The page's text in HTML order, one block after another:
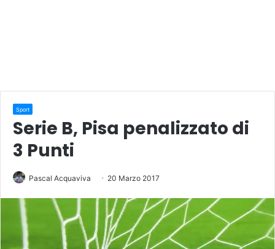
Sport
Serie B, Pisa penalizzato di
3 Punti
Pascal Acquaviva 20 Marzo 2017